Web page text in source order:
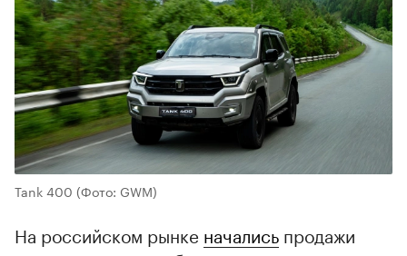
Tank 400 (Фото: GWM)
На российском рынке начались продажи